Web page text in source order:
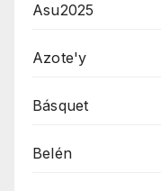
Asu2025
Azote'y
Básquet
Belén